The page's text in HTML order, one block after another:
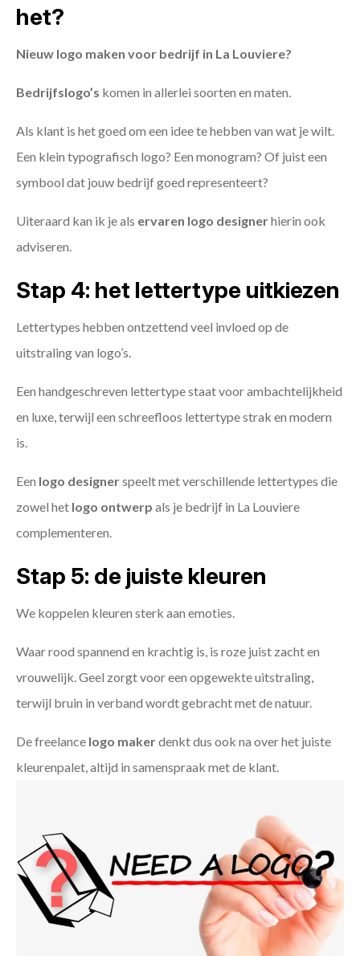
het?
Nieuw logo maken voor bedrijf in La Louviere?
Bedrijfslogo’s komen in allerlei soorten en maten.
Als klant is het goed om een idee te hebben van wat je wilt.
Een klein typografisch logo? Een monogram? Of juist een
symbool dat jouw bedrijf goed representeert?
Uiteraard kan ik je als ervaren logo designerhierin ook
adviseren.
Stap 4: het lettertype uitkiezen
Lettertypes hebben ontzettend veel invloed op de
uitstraling van logo’s.
Een handgeschreven lettertype staat voor ambachtelijkheid
en luxe, terwijl een schreefloos lettertype strak en modern
is.
Een logo designerspeelt met verschillende lettertypes die
zowel het logo ontwerp als je bedrijf in La Louviere
complementeren.
Stap 5: de juiste kleuren
We koppelen kleuren sterk aan emoties.
Waar rood spannend en krachtig is, is roze juist zacht en
vrouwelijk. Geel zorgt voor een opgewekte uitstraling,
terwijl bruin in verband wordt gebracht met de natuur.
De freelance logo makerdenkt dus ook na over het juiste
kleurenpalet, altijd in samenspraak met de klant.